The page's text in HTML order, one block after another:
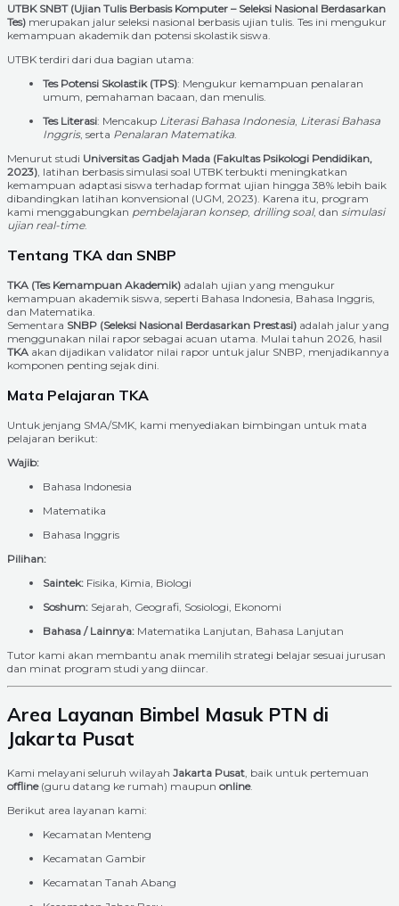
UTBK SNBT (Ujian Tulis Berbasis Komputer – Seleksi Nasional Berdasarkan
Tes) merupakan jalur seleksi nasional berbasis ujian tulis. Tes ini mengukur
kemampuan akademik dan potensi skolastik siswa.
UTBK terdiri dari dua bagian utama:
Tes Potensi Skolastik (TPS): Mengukur kemampuan penalaran
umum, pemahaman bacaan, dan menulis.
Tes Literasi: Mencakup Literasi Bahasa Indonesia Literasi Bahasa
Inggris, serta Penalaran Matematika
Menurut studi Universitas Gadjah Mada (Fakultas Psikologi Pendidikan,
2023) , latihan berbasis simulasi soal UTBK terbukti meningkatkan
kemampuan adaptasi siswa terhadap format ujian hingga 38% lebih baik
dibandingkan latihan konvensional (UGM, 2023). Karena itu, program
kami menggabungkan pembelajaran konsep, drilling soal, dan simulasi
ujian real-time.
Tentang TKA dan SNBP
TKA (Tes Kemampuan Akademik) adalah ujian yang mengukur
kemampuan akademik siswa, seperti Bahasa Indonesia, Bahasa Inggris,
dan Matematika.
Sementara SNBP (Seleksi Nasional Berdasarkan Prestasi) adalah jalur yang
menggunakan nilai rapor sebagai acuan utama. Mulai tahun 2026, hasil
TKA akan dijadikan validator nilai rapor untuk jalur SNBP, menjadikannya
komponen penting sejak dini.
Mata Pelajaran TKA
Untuk jenjang SMA/SMK, kami menyediakan bimbingan untuk mata
pelajaran berikut:
Wajib:
Bahasa Indonesia
Matematika
Bahasa Inggris
Pilihan:
Saintek: Fisika, Kimia, Biologi
Soshum: Sejarah, Geografi, Sosiologi, Ekonomi
Bahasa / Lainnya: Matematika Lanjutan, Bahasa Lanjutan
Tutor kami akan membantu anak memilih strategi belajar sesuai jurusan
dan minat program studi yang diincar.
Area Layanan Bimbel Masuk PTN di
Jakarta Pusat
Kami melayani seluruh wilayah Jakarta Pusat, baik untuk pertemuan
offline(guru datang ke rumah) maupun online.
Berikut area layanan kami:
Kecamatan Menteng
Kecamatan Gambir
Kecamatan Tanah Abang